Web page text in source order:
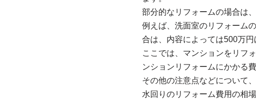
部分的なリフォームの場合は
例えば、洗面室のリフォーム
合は、内容によっては500万円
ここでは、マンションをリフ
ンションリフォームにかかる
その他の注意点などについて
水回りのリフォーム費用の相場